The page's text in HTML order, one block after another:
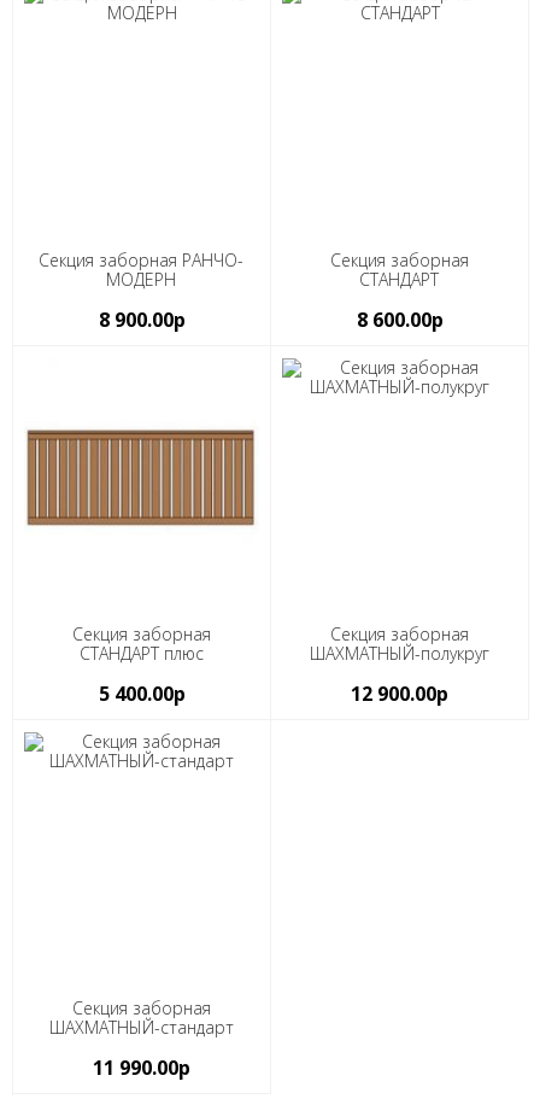
Секция заборная РАНЧО-
МОДЕРН
8 900.00р
Секция заборная
СТАНДАРТ
8 600.00р
Секция заборная
СТАНДАРТ плюс
5 400.00р
Секция заборная
ШАХМАТНЫЙ-полукруг
12 900.00р
Секция заборная
ШАХМАТНЫЙ-стандарт
11 990.00р